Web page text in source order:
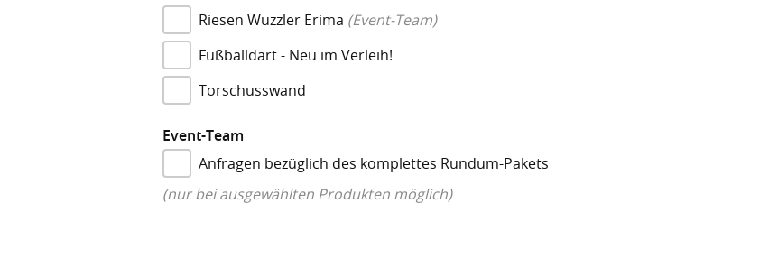
Riesen Wuzzler Erima (Event-Team)
Fußballdart - Neu im Verleih!
Torschusswand
Event-Team
Anfragen bezüglich des komplettes Rundum-Pakets
(nur bei ausgewählten Produkten möglich)